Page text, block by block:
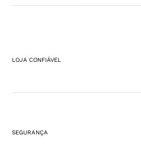
LOJA CONFIÁVEL
SEGURANÇA